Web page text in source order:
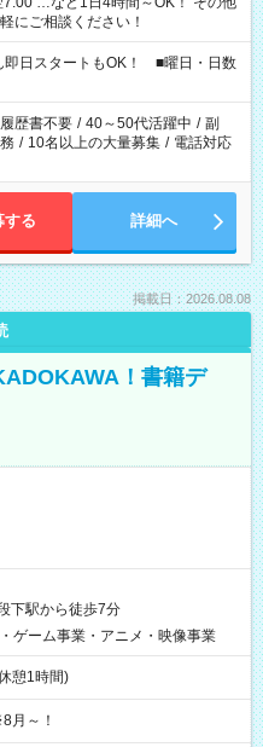
にご相談ください！
日スタートもOK！ ■曜日・日数
履歴書不要 / 40～50代活躍中 / 副
/ 10名以上の大量募集 / 電話対応
する 詳細へ
掲載日：2026.08.08
！書籍デ
下駅から徒歩7分
ゲーム事業・アニメ・映像事業
憩1時間)
～！